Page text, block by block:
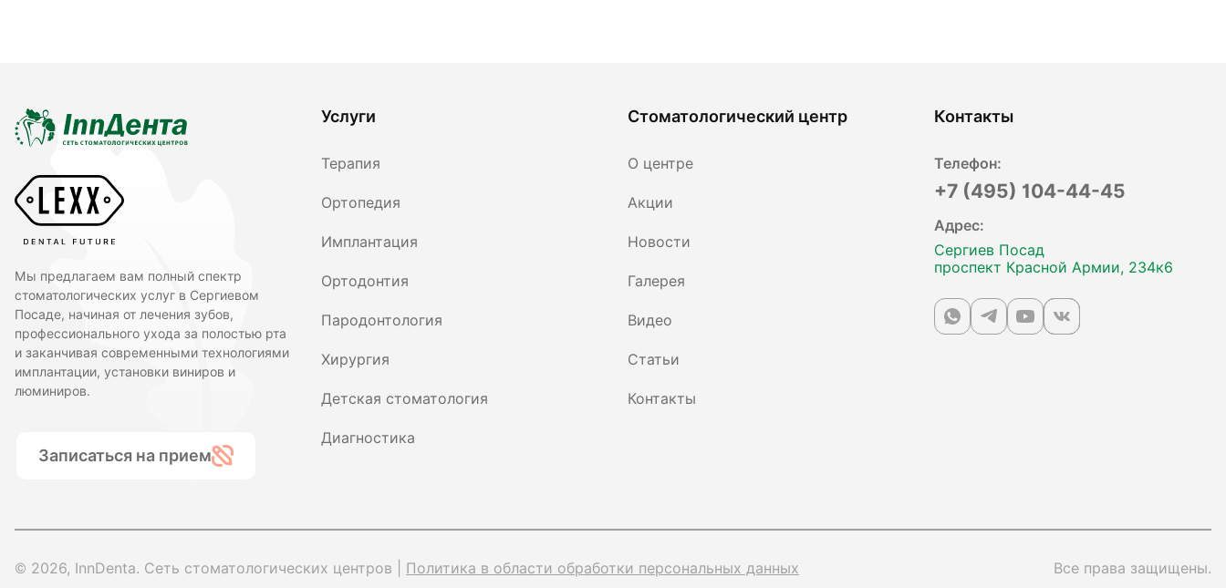
Мы предлагаем вам полный спектр
стоматологических услуг в Сергиевом
Посаде, начиная от лечения зубов,
профессионального ухода за полостью рта
и заканчивая современными технологиями
имплантации, установки виниров и
люминиров.
Записаться на прием
Услуги
Терапия
Ортопедия
Имплантация
Ортодонтия
Пародонтология
Хирургия
Детская стоматология
Диагностика
Стоматологический центр
О центре
Акции
Новости
Галерея
Видео
Статьи
Контакты
Контакты
Телефон:
+7 (495) 104-44-45
Адрес:
Сергиев Посад
проспект Красной Армии, 234к6
© 2026, InnDenta. Сеть стоматологических центров | Политика в области обработки персональных данных Все права защищены.